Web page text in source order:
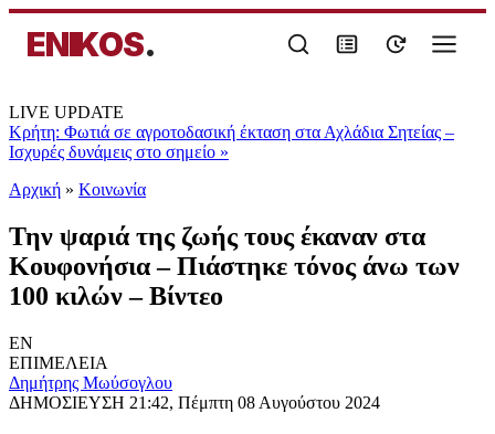
ENIKOS.
LIVE UPDATE
Κρήτη: Φωτιά σε αγροτοδασική έκταση στα Αχλάδια Σητείας –
Ισχυρές δυνάμεις στο σημείο »
Αρχική » Κοινωνία
Την ψαριά της ζωής τους έκαναν στα
Κουφονήσια – Πιάστηκε τόνος άνω των
100 κιλών – Βίντεο
EN
ΕΠΙΜΕΛΕΙΑ
Δημήτρης Μωύσογλου
ΔΗΜΟΣΙΕΥΣΗ 21:42, Πέμπτη 08 Αυγούστου 2024